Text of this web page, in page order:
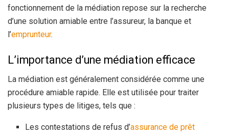
fonctionnement de la médiation repose sur la recherche
d’une solution amiable entre l’assureur, la banque et
l’emprunteur.
L’importance d’une médiation efficace
La médiation est généralement considérée comme une
procédure amiable rapide. Elle est utilisée pour traiter
plusieurs types de litiges, tels que :
Les contestations de refus d’assurance de prêt